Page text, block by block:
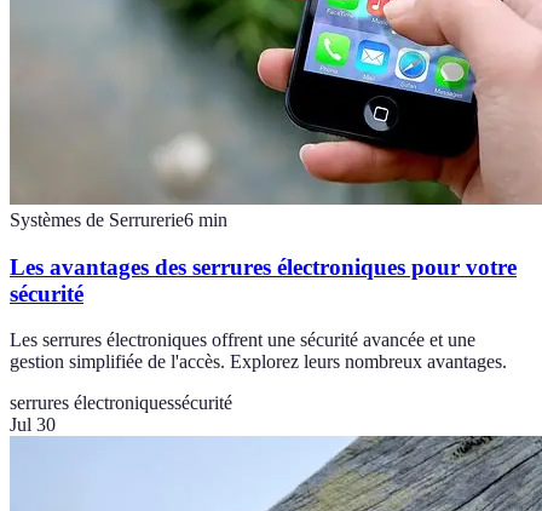
Systèmes de Serrurerie6 min
Les avantages des serrures électroniques pour votre
sécurité
Les serrures électroniques offrent une sécurité avancée et une
gestion simplifiée de l'accès. Explorez leurs nombreux avantages.
serrures électroniquessécurité
Jul 30